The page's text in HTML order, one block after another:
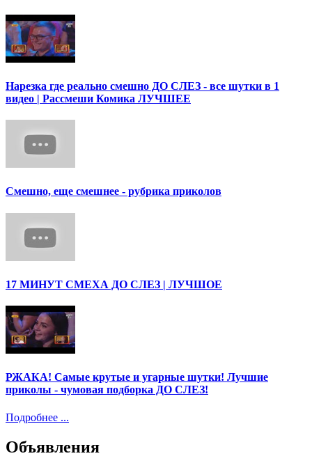
Нарезка где реально смешно ДО СЛЕЗ - все шутки в 1
видео | Рассмеши Комика ЛУЧШЕЕ
Смешно, еще смешнее - рубрика приколов
17 МИНУТ СМЕХА ДО СЛЕЗ | ЛУЧШОЕ
РЖАКА! Самые крутые и угарные шутки! Лучшие
приколы - чумовая подборка ДО СЛЕЗ!
Подробнее ...
Объявления